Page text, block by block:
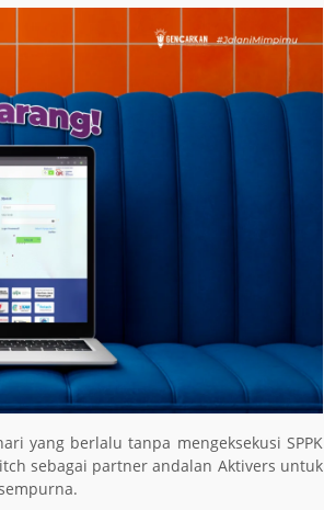
yang berlalu tanpa mengeksekusi SPPK
sebagai partner andalan Aktivers untuk